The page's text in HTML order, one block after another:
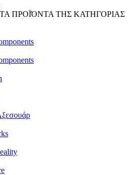
ΠΡΟΪΌΝΤΑ ΤΗΣ ΚΑΤΗΓΟΡΙΑΣ